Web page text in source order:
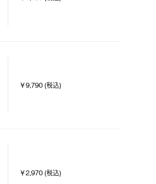
￥9,790 (税込)
￥2,970 (税込)